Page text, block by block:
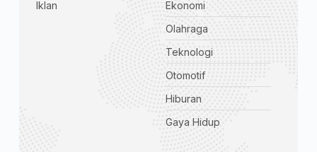
Iklan
Ekonomi
Olahraga
Teknologi
Otomotif
Hiburan
Gaya Hidup